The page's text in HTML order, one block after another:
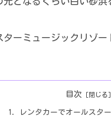
ーミュージックリゾー
目次
レンタカーでオールスタ